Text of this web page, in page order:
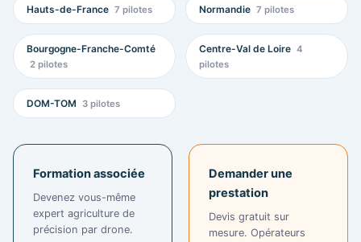
Hauts-de-France 7 pilotes Normandie 7 pilotes
Bourgogne-Franche-Comté
2 pilotes
Centre-Val de Loire 4
pilotes
DOM-TOM 3 pilotes
Formation associée
Devenez vous-même
expert agriculture de
précision par drone.
Demander une
prestation
Devis gratuit sur
mesure. Opérateurs